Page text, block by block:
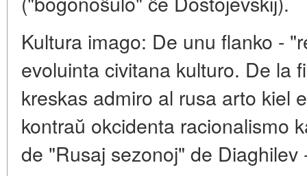
Kultura imago: De unu flanko -
evoluinta civitana kulturo. De la
kreskas admiro al rusa arto kiel
kontraŭ okcidenta racionalismo
de "Rusaj sezonoj" de